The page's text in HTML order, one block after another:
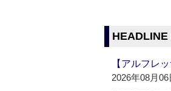
HEADLINE
【アルフレ
2026年08月06